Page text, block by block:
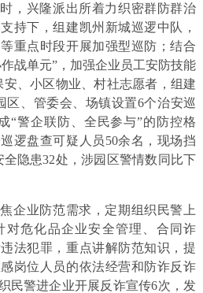
，兴隆派出所着力织密群防群治
持下，组建凯州新城巡逻中队，
重点时段开展加强型巡防；结合
战单元”，加强企业员工安防技能
、小区物业、村社志愿者，组建
区、管委会、场镇设置6个治安巡
“警企联防、全民参与”的防控格
逻盘查可疑人员50余名，现场挡
隐患32处，涉园区警情数同比下
企业防范需求，定期组织民警上
对危化品企业安全管理、合同诈
法犯罪，重点讲解防范知识，提
岗位人员的依法经营和防诈反诈
民警进企业开展反诈宣传6次，发